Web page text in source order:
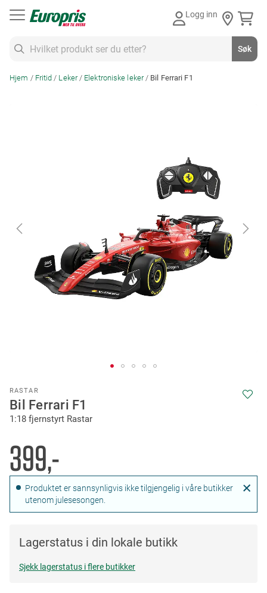
Logg inn
Søk
Hjem Fritid Leker Elektroniske leker Bil Ferrari F1
RASTAR
Bil Ferrari F1
1:18 fjernstyrt Rastar
399,-
Produktet er sannsynligvis ikke tilgjengelig i våre butikker
utenom julesesongen.
Lagerstatus i din lokale butikk
Sjekk lagerstatus i flere butikker
to
the
beginning
the
images
gallery